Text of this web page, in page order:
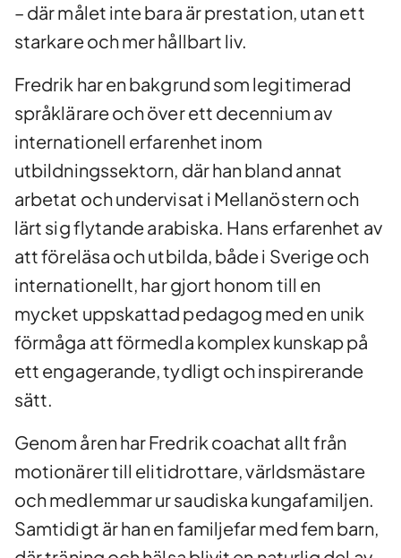
– där målet inte bara är prestation, utan ett
starkare och mer hållbart liv.
Fredrik har en bakgrund som legitimerad
språklärare och över ett decennium av
internationell erfarenhet inom
utbildningssektorn, där han bland annat
arbetat och undervisat i Mellanöstern och
lärt sig flytande arabiska. Hans erfarenhet av
att föreläsa och utbilda, både i Sverige och
internationellt, har gjort honom till en
mycket uppskattad pedagog med en unik
förmåga att förmedla komplex kunskap på
ett engagerande, tydligt och inspirerande
sätt.
Genom åren har Fredrik coachat allt från
motionärer till elitidrottare, världsmästare
och medlemmar ur saudiska kungafamiljen.
Samtidigt är han en familjefar med fem barn,